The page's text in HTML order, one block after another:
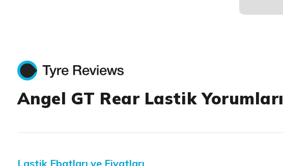
Angel GT Rear Lastik Yorumları
Lastik Ebatları ve Fiyatları